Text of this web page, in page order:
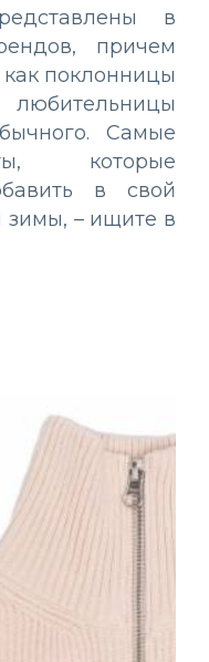
в
причем
поклонницы
Самые
которые
в свой
зимы, – ищите в